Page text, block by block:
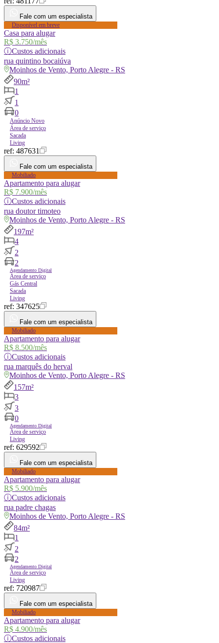
Fale com um especialista
Disponível em breve
Casa para alugar
R$ 3.750/mês
ⓘCustos adicionais
rua quintino bocaiúva
Moinhos de Vento, Porto Alegre - RS
90m²
1
1
0
Anúncio Novo
Área de serviço
Sacada
Living
ref: 487631
Fale com um especialista
Mobiliado
Apartamento para alugar
R$ 7.900/mês
ⓘCustos adicionais
rua doutor timoteo
Moinhos de Vento, Porto Alegre - RS
197m²
4
2
2
Agendamento Digital
Área de serviço
Gás Central
Sacada
Living
ref: 347625
Fale com um especialista
Mobiliado
Apartamento para alugar
R$ 8.500/mês
ⓘCustos adicionais
rua marquês do herval
Moinhos de Vento, Porto Alegre - RS
157m²
3
3
0
Agendamento Digital
Área de serviço
Living
ref: 629592
Fale com um especialista
Mobiliado
Apartamento para alugar
R$ 5.900/mês
ⓘCustos adicionais
rua padre chagas
Moinhos de Vento, Porto Alegre - RS
84m²
1
2
2
Agendamento Digital
Área de serviço
Living
ref: 720987
Fale com um especialista
Mobiliado
Apartamento para alugar
R$ 4.900/mês
ⓘCustos adicionais